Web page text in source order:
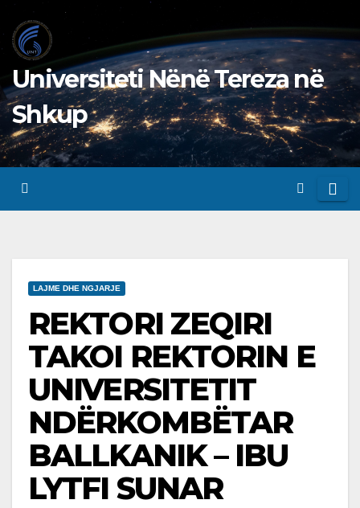
to
content
Universiteti Nënë Tereza në
Shkup
LAJME DHE NGJARJE
REKTORI ZEQIRI
TAKOI REKTORIN E
UNIVERSITETIT
NDËRKOMBËTAR
BALLKANIK – IBU
LYTFI SUNAR